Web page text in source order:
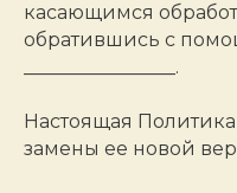
касающимся
обратившись с
________________.
Настоящая
замены ее новой